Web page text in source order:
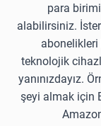
para
alabilirsiniz.
abonelikleri
teknolojik
yanınızdayız.
şeyi almak için